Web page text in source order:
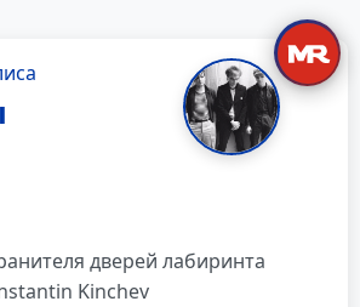
дверей лабиринта
Kinchev